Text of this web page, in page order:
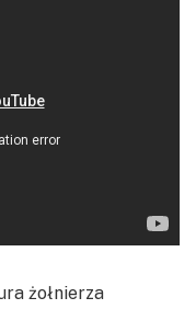
żołnierza